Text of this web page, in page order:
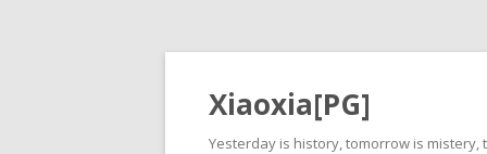
Xiaoxia[PG]
Yesterday is history, tomorrow is mistery,